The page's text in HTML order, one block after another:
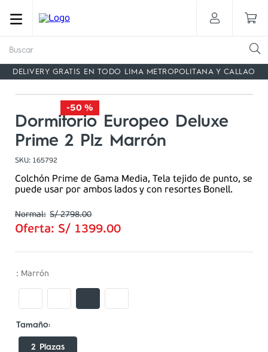
DELIVERY GRATIS EN TODO LIMA METROPOLITANA Y CALLAO
-50 %
Dormitorio Europeo Deluxe
Prime 2 Plz Marrón
SKU: 165792
Colchón Prime de Gama Media, Tela tejido de punto, se
puede usar por ambos lados y con resortes Bonell.
S/ 2798.00
Oferta: S/ 1399.00
: Marrón
2 Plazas